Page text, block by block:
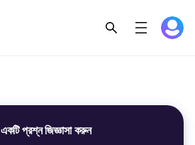
একটি প্রশ্ন জিজ্ঞাসা করুন